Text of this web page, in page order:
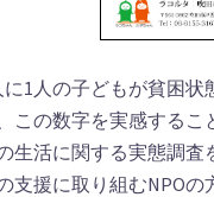
1人の子どもが貧困状
この数字を実感するこ
生活に関する実態調査
支援に取り組むNPO